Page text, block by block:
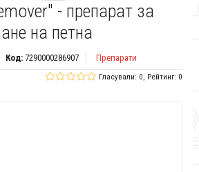
- препарат за
на петна
Код:7290000286907 Препарати
Гласували: 0, Рейтинг: 0